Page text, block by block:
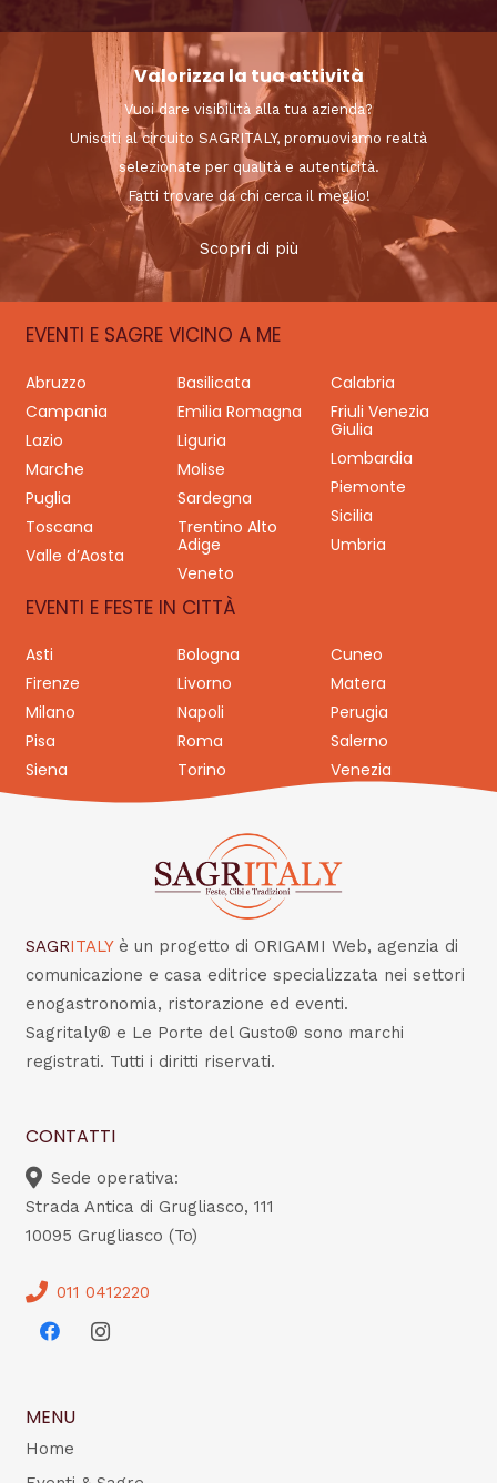
Valorizza la tua attività
Vuoi dare visibilità alla tua azienda?
Unisciti al circuito SAGRITALY, promuoviamo realtà
selezionate per qualità e autenticità.
Fatti trovare da chi cerca il meglio!
Scopri di più
EVENTI E SAGRE VICINO A ME
Abruzzo Basilicata
Calabria
Campania
Emilia Romagna
Friuli Venezia
Giulia
Lazio
Liguria
Lombardia
Marche
Molise
Piemonte
Puglia
Sardegna
Sicilia
Toscana
Trentino Alto
Adige
Umbria
Valle d’Aosta
Veneto
EVENTI E FESTE IN CITTÀ
Asti Bologna
Cuneo
Firenze
Livorno
Matera
Milano
Napoli
Perugia
Pisa
Roma
Salerno
Siena
Torino Venezia
SAGRITALY è un progetto di ORIGAMI Web, agenzia di
comunicazione e casa editrice specializzata nei settori
enogastronomia, ristorazione ed eventi.
Sagritaly® e Le Porte del Gusto® sono marchi
registrati. Tutti i diritti riservati.
CONTATTI
Sede operativa:
Strada Antica di Grugliasco, 111
10095 Grugliasco (To)
011 0412220
MENU
Home